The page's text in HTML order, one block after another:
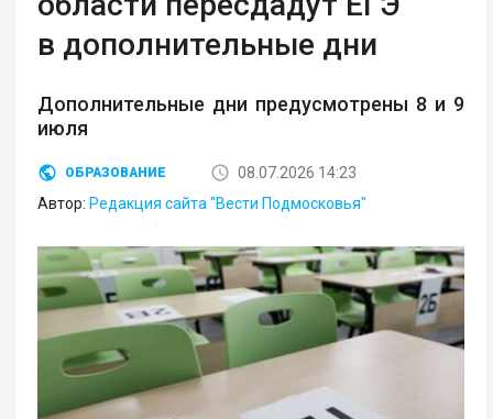
в дополнительные дни
Дополнительные дни предусмотрены 8 и 9
июля
ОБРАЗОВАНИЕ
08.07.2026 14:23
Автор: Редакция сайта "Вести Подмосковья"